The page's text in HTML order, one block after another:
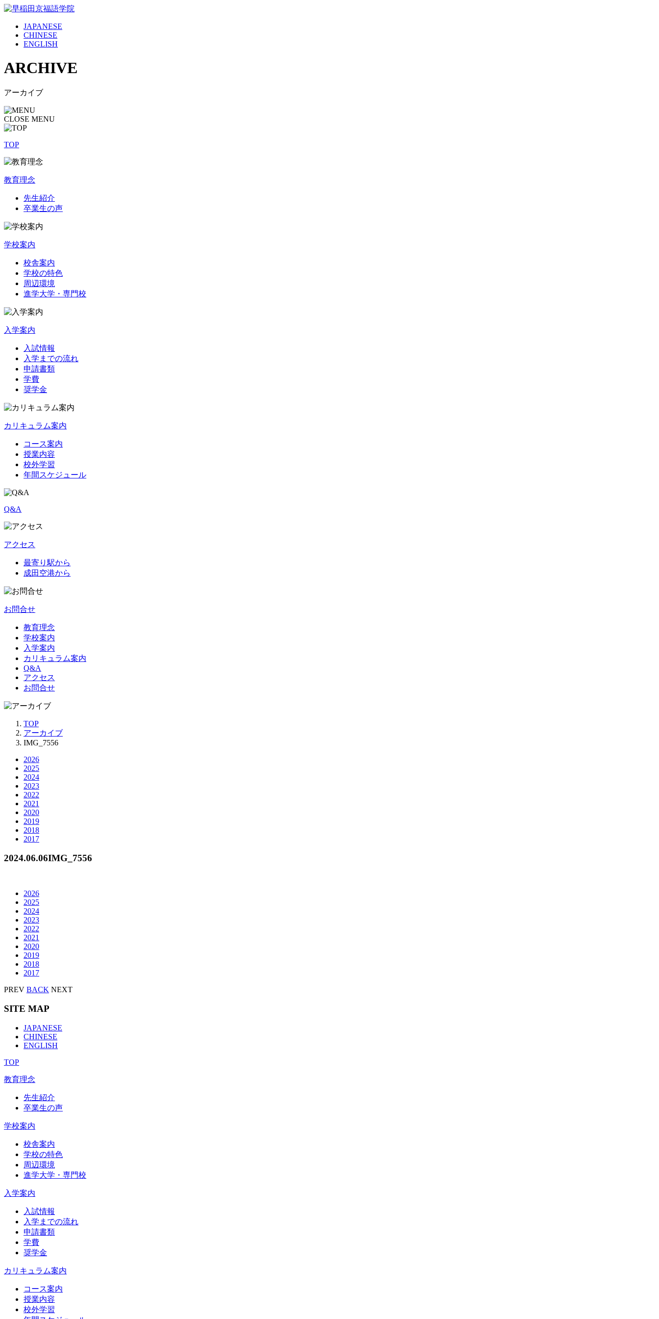
JAPANESE
CHINESE
ENGLISH
ARCHIVE
アーカイブ
CLOSE MENU
TOP
教育理念
先生紹介
卒業生の声
学校案内
校舎案内
学校の特色
周辺環境
進学大学・専門校
入学案内
入試情報
入学までの流れ
申請書類
学費
奨学金
カリキュラム案内
コース案内
授業内容
校外学習
年間スケジュール
Q&A
アクセス
最寄り駅から
成田空港から
お問合せ
教育理念
学校案内
入学案内
カリキュラム案内
Q&A
アクセス
お問合せ
TOP
アーカイブ
IMG_7556
2026
2025
2024
2023
2022
2021
2020
2019
2018
2017
2024.06.06IMG_7556
2026
2025
2024
2023
2022
2021
2020
2019
2018
2017
PREV BACK NEXT
SITE MAP
JAPANESE
CHINESE
ENGLISH
TOP
教育理念
先生紹介
卒業生の声
学校案内
校舎案内
学校の特色
周辺環境
進学大学・専門校
入学案内
入試情報
入学までの流れ
申請書類
学費
奨学金
カリキュラム案内
コース案内
授業内容
校外学習